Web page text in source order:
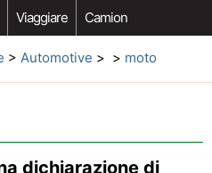
Viaggiare Camion
Car Opzioni Aftermarket
> Automotive > > moto
dichiarazione di